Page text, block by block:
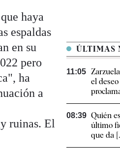
haya
espaldas
en su
pero
ha
a
ruinas. El
ÚLTIMAS
11:05
el
08:39 Quién
último
que da